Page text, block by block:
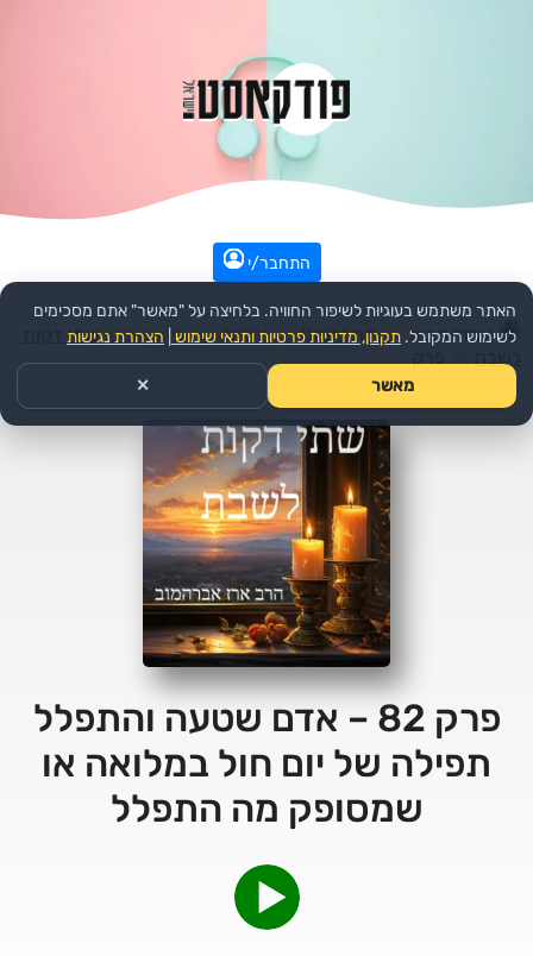
התחבר/י
עמוד הבית >> דת ורוחני >> יהדות >>הפודקאסט: שתי דקות
פרק 82 – אדם שטעה והתפלל
תפילה של יום חול במלואה או
שמסופק מה התפלל
האתר משתמש בעוגיות לשיפור החוויה. בלחיצה על "מאשר" אתם מסכימים
לשימוש המקובל. תקנון, מדיניות פרטיות ותנאי שימוש הצהרת נגישות
מאשר ✕